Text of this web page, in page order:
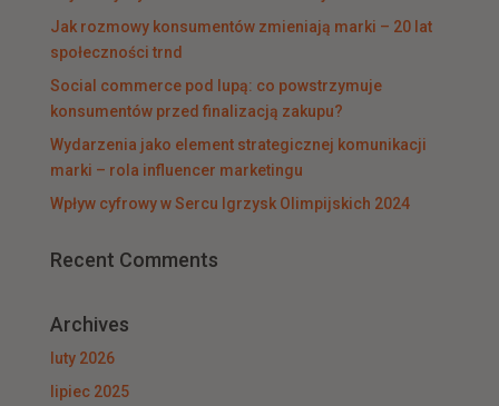
Jak rozmowy konsumentów zmieniają marki – 20 lat
społeczności trnd
Social commerce pod lupą: co powstrzymuje
konsumentów przed finalizacją zakupu?
Wydarzenia jako element strategicznej komunikacji
marki – rola influencer marketingu
Wpływ cyfrowy w Sercu Igrzysk Olimpijskich 2024
Recent Comments
Archives
luty 2026
lipiec 2025